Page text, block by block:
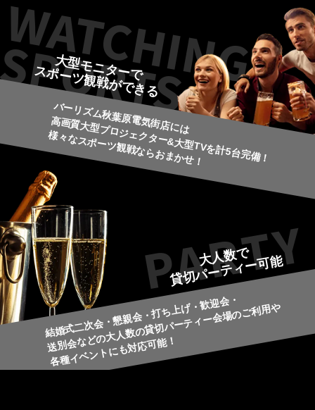
大型モニターで
スポーツ観戦ができる
バーリズム秋葉原電気街店には
高画質大型プロジェクター&大型TVを計5台完備！
様々なスポーツ観戦ならおまかせ！
大人数で
貸切パーティー可能
結婚式二次会・懇親会・打ち上げ・歓迎会・
送別会などの大人数の貸切パーティー会場のご利用や
各種イベントにも対応可能！